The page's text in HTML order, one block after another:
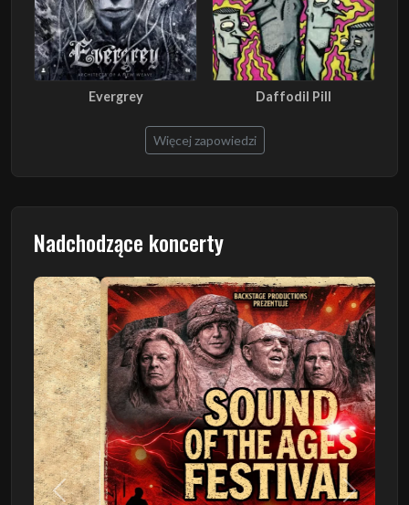
Evergrey Daffodil Pill
Więcej zapowiedzi
Nadchodzące koncerty
Poprzedni Następny